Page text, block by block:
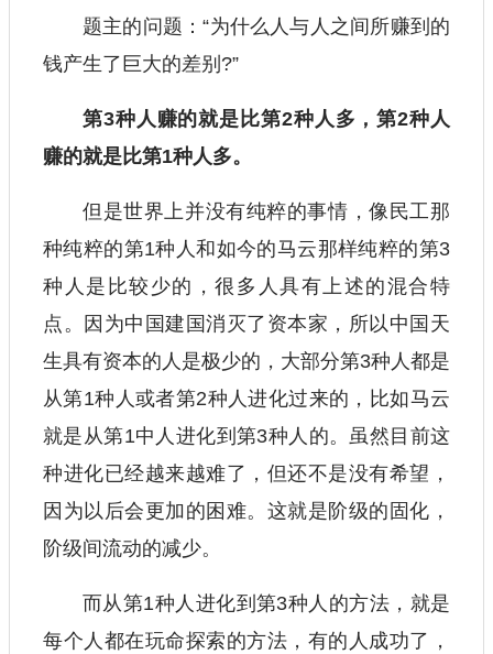
题主的问题：“为什么人与人之间所赚到的
钱产生了巨大的差别?”
第3种人赚的就是比第2种人多，第2种人
赚的就是比第1种人多。
但是世界上并没有纯粹的事情，像民工那
种纯粹的第1种人和如今的马云那样纯粹的第3
种人是比较少的，很多人具有上述的混合特
点。因为中国建国消灭了资本家，所以中国天
生具有资本的人是极少的，大部分第3种人都是
从第1种人或者第2种人进化过来的，比如马云
就是从第1中人进化到第3种人的。虽然目前这
种进化已经越来越难了，但还不是没有希望，
因为以后会更加的困难。这就是阶级的固化，
阶级间流动的减少。
而从第1种人进化到第3种人的方法，就是
每个人都在玩命探索的方法，有的人成功了，